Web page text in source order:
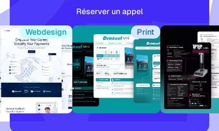
Réserver un appel
Webdesign
Print